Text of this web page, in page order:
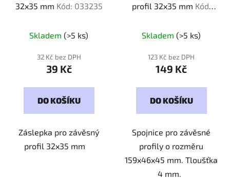
32x35 mm Kód: 033235
Skladem (>5 ks)
32 Kč bez DPH
39 Kč
DO KOŠÍKU
Záslepka pro závěsný
profil 32x35 mm
profil 32x35 mm Kód:
Skladem (>5 ks)
123 Kč bez DPH
149 Kč
DO KOŠÍKU
Spojnice pro závěsné
profily o rozměru
159x46x45 mm. Tloušťka
4 mm.